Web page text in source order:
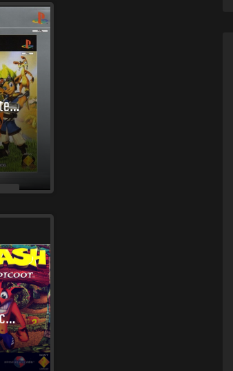
Jak and Daxter: The Precursor Legacy
Crash Bandicoot